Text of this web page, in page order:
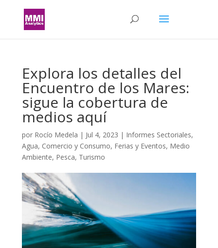
Explora los detalles del
Encuentro de los Mares:
sigue la cobertura de
medios aquí
por Rocío Medela | Jul 4, 2023 | Informes Sectoriales,
Agua, Comercio y Consumo, Ferias y Eventos, Medio
Ambiente, Pesca, Turismo